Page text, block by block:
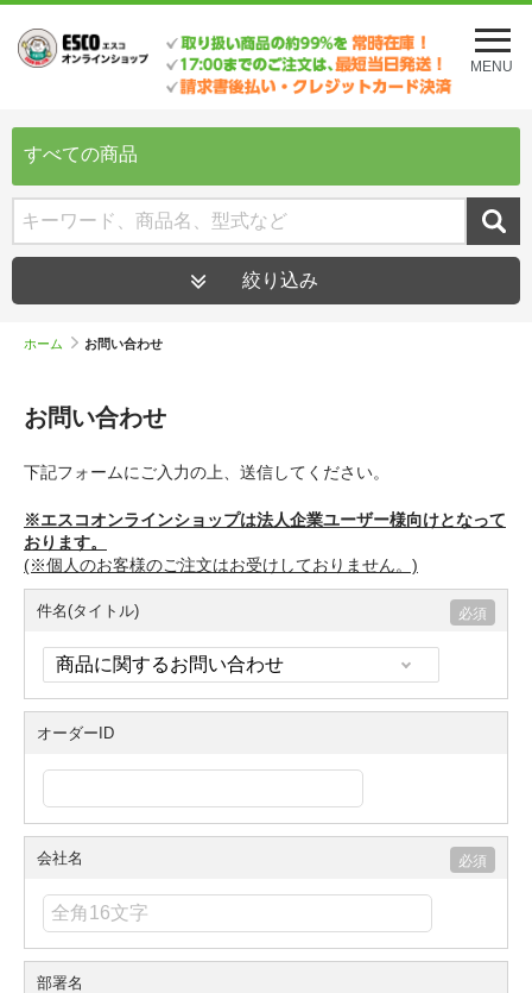
メ
ニ
ュ
を
MENU
すべての商品
絞り込み
ホーム お問い合わせ
お問い合わせ
下記フォームにご入力の上、送信してください。
※エスコオンラインショップは法人企業ユーザー様向けとなって
おります。
(※個人のお客様のご注文はお受けしておりません。)
件名(タイトル)
オーダーID
会社名
部署名